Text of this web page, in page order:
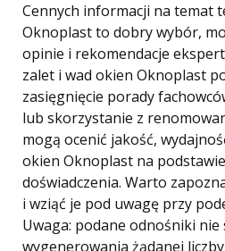
Cennych informacji na temat
Oknoplast to dobry wybór,
opinie i rekomendacje
zalet i wad okien Oknoplast
zasięgnięcie porady
lub skorzystanie z
mogą ocenić jakość,
okien Oknoplast na
doświadczenia. Warto
i wziąć je pod uwagę przy
Uwaga: podane odnośniki nie
wygenerowania żądanej liczby